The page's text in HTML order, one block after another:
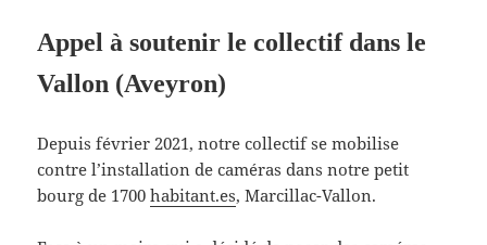
Appel à soutenir le collectif dans le
Vallon (Aveyron)
Depuis février 2021, notre collectif se mobilise
contre l’installation de caméras dans notre petit
bourg de 1700habitant.es, Marcillac-Vallon.